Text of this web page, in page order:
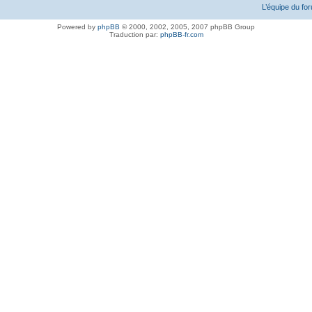
L’équipe du
Powered by phpBB © 2000, 2002, 2005, 2007 phpBB Group
Traduction par: phpBB-fr.com